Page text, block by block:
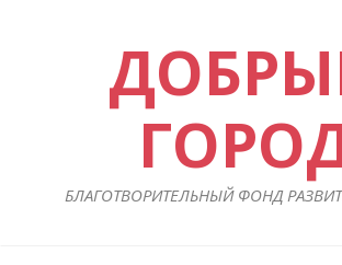
БЛАГОТВОРИТЕЛЬНЫЙ ФОНД